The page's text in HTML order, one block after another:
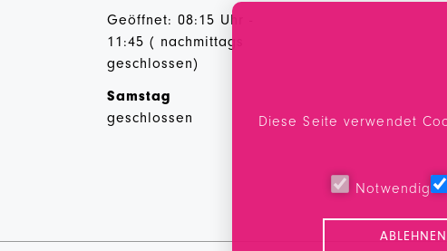
Geöffnet: 08:15 Uhr -
11:45 ( nachmittags
geschlossen)
Samstag
geschlossen
Diese Seite verwendet
Notwendig
ABLEHNEN